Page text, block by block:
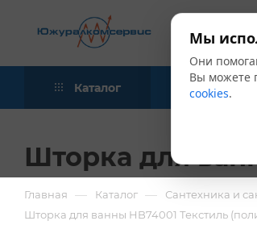
Каталог Акции
Шторка для
Главная — Каталог — Сантехника и
Шторка для ванны HB74001 Текстиль
Мы
Они
Вы можете
cookies.